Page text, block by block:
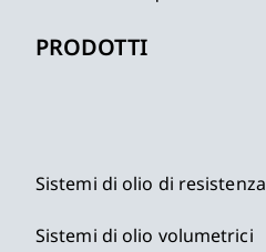
PRODOTTI
Sistemi di olio di resistenza
Sistemi di olio volumetrici